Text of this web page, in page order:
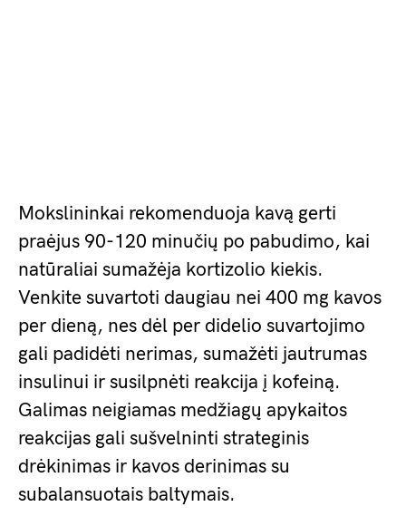
Mokslininkai rekomenduoja kavą gerti
praėjus 90-120 minučių po pabudimo, kai
natūraliai sumažėja kortizolio kiekis.
Venkite suvartoti daugiau nei 400 mg kavos
per dieną, nes dėl per didelio suvartojimo
gali padidėti nerimas, sumažėti jautrumas
insulinui ir susilpnėti reakcija į kofeiną.
Galimas neigiamas medžiagų apykaitos
reakcijas gali sušvelninti strateginis
drėkinimas ir kavos derinimas su
subalansuotais baltymais.